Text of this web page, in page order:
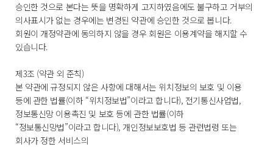
승인한 것으로 본다는 뜻을 명확하게 고지하였음에도 불구하고 거부의
의사표시가 없는 경우에는 변경된 약관에 승인한 것으로 봅니다.
회원이 개정약관에 동의하지 않을 경우 회원은 이용계약을 해지할 수
있습니다.
제3조 (약관 외 준칙)
본 약관에 규정되지 않은 사항에 대해서는 위치정보의 보호 및 이용
등에 관한 법률(이하 “위치정보법”이라고 합니다), 전기통신사업법,
정보통신망 이용촉진 및 보호 등에 관한 법률(이하
“정보통신망법”이라고 합니다), 개인정보보호법 등 관련법령 또는
회사가 정한 서비스의